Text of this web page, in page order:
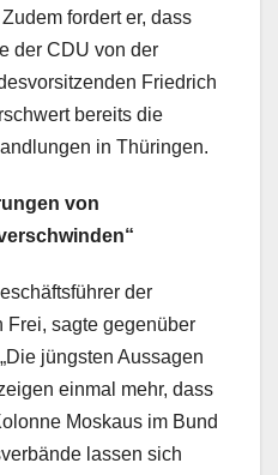
fordert er, dass
der CDU von der
Friedrich
bereits die
in Thüringen.
von
der
Frei, sagte gegenüber
jüngsten Aussagen
einmal mehr, dass
Moskaus im Bund
lassen sich